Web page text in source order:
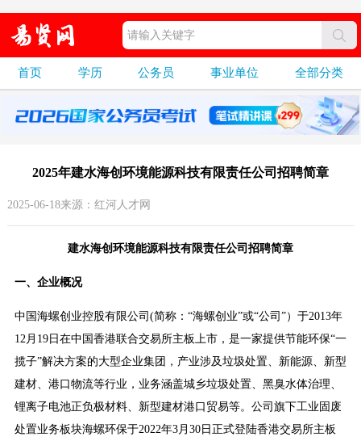
首页 学历 公务员 事业单位 全部分类
2025年建水海创环境能源科技有限责任公司招聘简章
2025-06-18来源：红河人才网
建水海创环境能源科技有限责任公司招聘简章
一、企业概况
中国海螺创业控股有限公司(简称：“海螺创业”或“公司”）于2013年
12月19日在中国香港联合交易所主板上市，是一家提供节能环保“一
揽子”解决方案的大型企业集团，产业涉及垃圾处置、新能源、新型
建材、港口物流等行业，业务涵盖城乡垃圾处置、黑臭水体治理、
锂离子电池正负极材料、新型建材港口贸易等。公司旗下工业固废
处置业务板块海螺环保于2022年3月30日正式登陆香港交易所主板